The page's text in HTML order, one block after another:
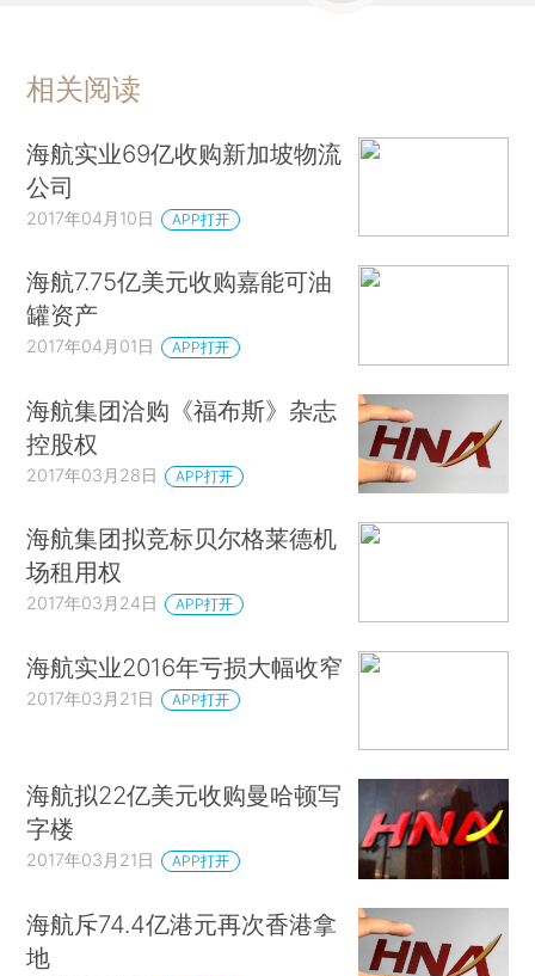
相关阅读
海航实业69亿收购新加坡物流
公司
2017年04月10日 APP打开
海航7.75亿美元收购嘉能可油
罐资产
2017年04月01日 APP打开
海航集团洽购《福布斯》杂志
控股权
2017年03月28日 APP打开
海航集团拟竞标贝尔格莱德机
场租用权
2017年03月24日 APP打开
海航实业2016年亏损大幅收窄
2017年03月21日 APP打开
海航拟22亿美元收购曼哈顿写
字楼
2017年03月21日 APP打开
海航斥74.4亿港元再次香港拿
地